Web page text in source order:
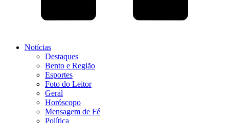
Notícias
Destaques
Bento e Região
Esportes
Foto do Leitor
Geral
Horóscopo
Mensagem de Fé
Política